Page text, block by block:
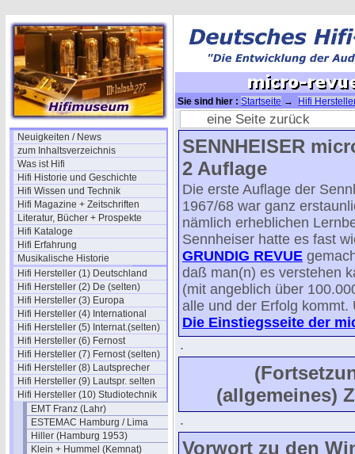
Neuigkeiten / News
zum Inhaltsverzeichnis
Was ist Hifi
Hifi Historie und Geschichte
Hifi Wissen und Technik
Hifi Magazine + Zeitschriften
Literatur, Bücher + Prospekte
Hifi Kataloge
Hifi Erfahrung
Musikalische Historie
Hifi Hersteller (1) Deutschland
Hifi Hersteller (2) De (selten)
Hifi Hersteller (3) Europa
Hifi Hersteller (4) International
Hifi Hersteller (5) Internat.(selten)
Hifi Hersteller (6) Fernost
Hifi Hersteller (7) Fernost (selten)
Hifi Hersteller (8) Lautsprecher
Hifi Hersteller (9) Lautspr. selten
Hifi Hersteller (10) Studiotechnik
EMT Franz (Lahr)
ESTEMAC Hamburg / Lima
Hiller (Hamburg 1953)
Klein + Hummel (Kemnat)
Sie sind hier : Startseite →
Hifi
SENNHEISER micro-revue (2) 1969→
eine Seite zurück
SENNHEISER
2 Auflage
Die erste Auflage der
1967/68 war ganz
nämlich erheblichen
Sennheiser hatte es fast
GRUNDIG REVUE
daß man(n) es verstehen
(mit angeblich über
alle und der Erfolg kommt.
Die Einstiegsseite der
.
(allgemeines)
.
Vorwort zu den